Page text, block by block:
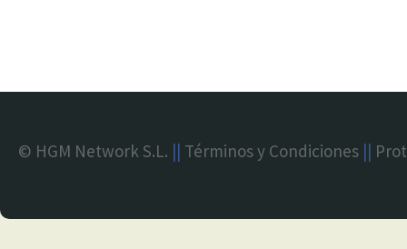
© HGM Network S.L. || Términos y Condiciones ||